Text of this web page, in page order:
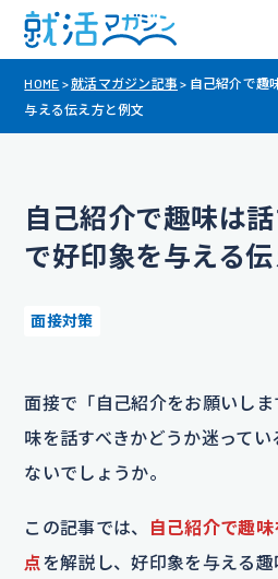
HOME >就活マガジン記事 > 自己紹介で趣
与える伝え方と例文
自己紹介で趣味は
で好印象を与える
面接対策
面接で「自己紹介をお願いし
味を話すべきかどうか迷って
ないでしょうか。
この記事では、
自己紹介で趣
点 を解説し、好印象を与える